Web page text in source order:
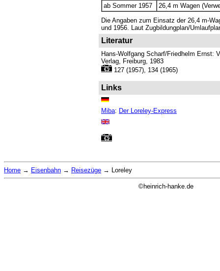
ab Sommer 1957
26,4 m Wagen
Die Angaben zum Einsatz der 26,4 m-
und 1956. Laut Zugbildungplan/
Literatur
Hans-Wolfgang Scharf/Friedhelm Ernst:
Verlag, Freiburg, 1983
127 (1957), 134 (1965)
Links
Miba: Der Loreley-Express
Home → Eisenbahn → Reisezüge → Loreley
©heinrich-hanke.de